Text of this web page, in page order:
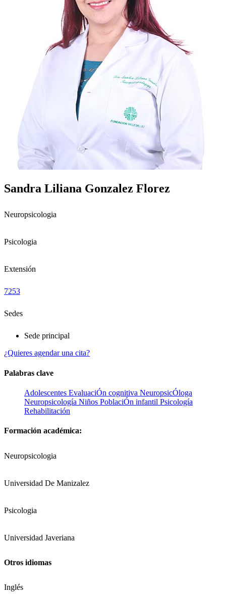
Sandra Liliana Gonzalez Florez
Neuropsicologia
Psicologia
Extensión
7253
Sedes
Sede principal
¿Quieres agendar una cita?
Palabras clave
Adolescentes EvaluaciÓn cognitiva NeuropsicÓloga
Neuropsicología Niños PoblaciÓn infantil Psicología
Rehabilitación
Formación académica:
Neuropsicologia
Universidad De Manizalez
Psicologia
Universidad Javeriana
Otros idiomas
Inglés